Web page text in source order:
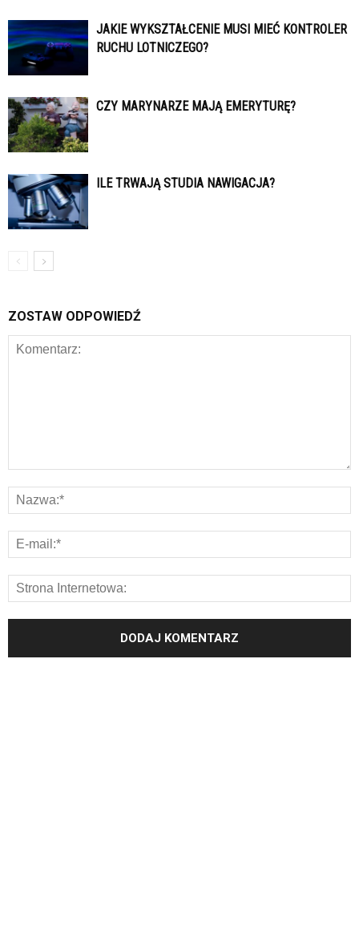
JAKIE WYKSZTAŁCENIE MUSI MIEĆ KONTROLER
RUCHU LOTNICZEGO?
CZY MARYNARZE MAJĄ EMERYTURĘ?
ILE TRWAJĄ STUDIA NAWIGACJA?
ZOSTAW ODPOWIEDŹ